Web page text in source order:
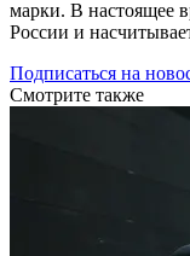
марки. В настоящее
России и
Подписаться на
Смотрите также